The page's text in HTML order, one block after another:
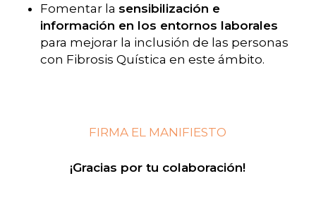
Fomentar la sensibilización e
información en los entornos laborales
para mejorar la inclusión de las personas
con Fibrosis Quística en este ámbito.
FIRMA EL MANIFIESTO
¡Gracias por tu colaboración!